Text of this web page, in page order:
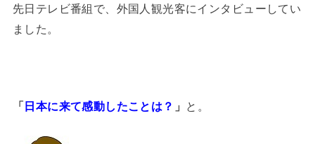
先日テレビ番組で、外国人観光客にインタビューしてい
ました。
「 日本に来て感動したことは？ 」 と。